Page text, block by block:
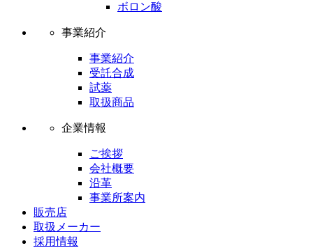
ボロン酸
事業紹介
事業紹介
受託合成
試薬
取扱商品
企業情報
ご挨拶
会社概要
沿革
事業所案内
販売店
取扱メーカー
採用情報